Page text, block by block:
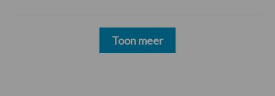
Toon meer